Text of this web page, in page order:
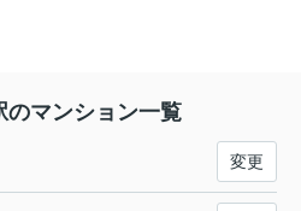
のマンション一覧
変更